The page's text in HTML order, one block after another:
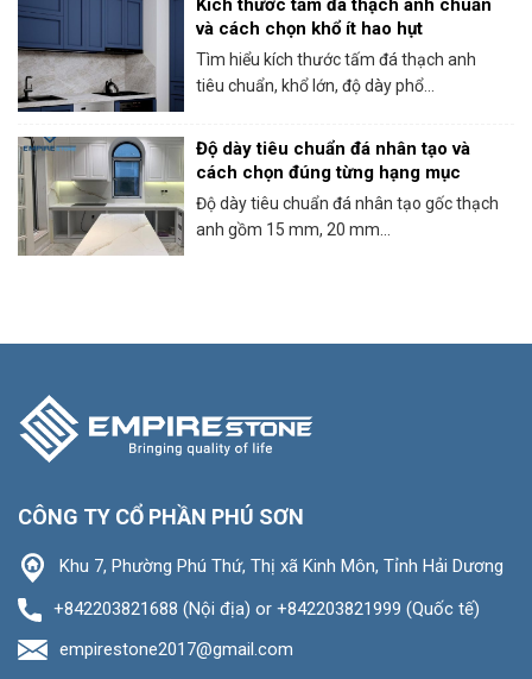
Kích thước tấm đá thạch anh chuẩn
và cách chọn khổ ít hao hụt
Tìm hiểu kích thước tấm đá thạch anh
tiêu chuẩn, khổ lớn, độ dày phổ...
Độ dày tiêu chuẩn đá nhân tạo và
cách chọn đúng từng hạng mục
Độ dày tiêu chuẩn đá nhân tạo gốc thạch
anh gồm 15 mm, 20 mm...
CÔNG TY CỔ PHẦN PHÚ SƠN
Khu 7, Phường Phú Thứ, Thị xã Kinh Môn, Tỉnh Hải Dương
+842203821688 (Nội địa) or +842203821999 (Quốc tế)
empirestone2017@gmail.com